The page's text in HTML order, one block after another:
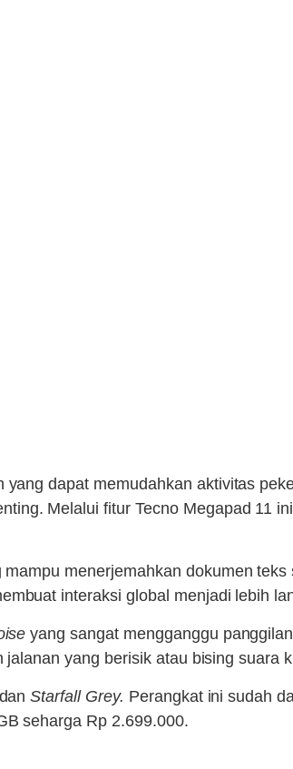
dapat memudahkan aktivitas
Melalui fitur Tecno Megapad 11
menerjemahkan dokumen
interaksi global menjadi lebih
yang sangat mengganggu
yang berisik atau bising suara
Starfall Grey. Perangkat ini sudah
seharga Rp 2.699.000.